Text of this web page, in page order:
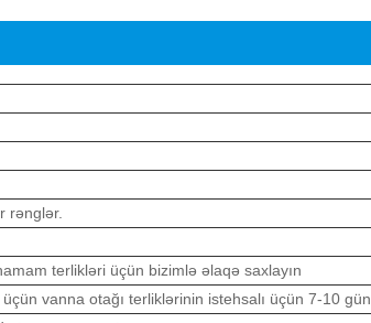
rənglər.
terlikləri üçün bizimlə əlaqə saxlayın
vanna otağı terliklərinin istehsalı üçün 7-10 gün